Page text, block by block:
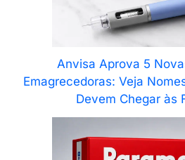
Anvisa Aprova 5
Emagrecedoras: Veja
Devem Chegar às